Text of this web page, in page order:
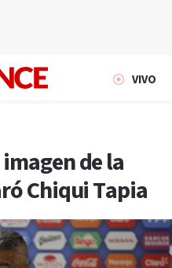
VIVO
de la
Chiqui Tapia